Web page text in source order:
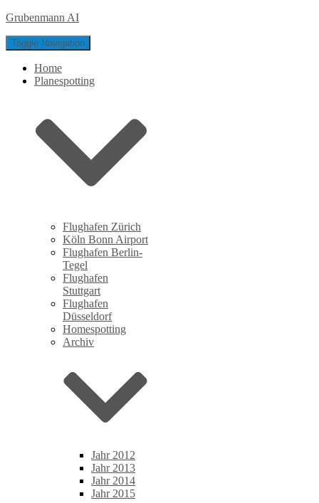
Grubenmann AI
Toggle Navigation
Home
Planespotting
Flughafen Zürich
Köln Bonn Airport
Flughafen Berlin-
Tegel
Flughafen
Stuttgart
Flughafen
Düsseldorf
Homespotting
Archiv
Jahr 2012
Jahr 2013
Jahr 2014
Jahr 2015